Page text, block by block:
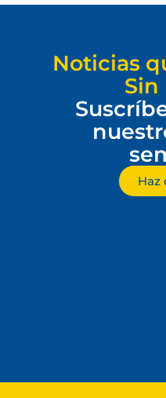
Noticias
Sin
Haz